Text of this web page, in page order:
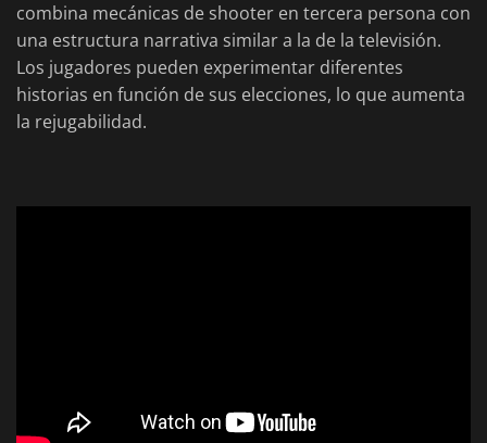
combina mecánicas de shooter en tercera persona con
una estructura narrativa similar a la de la televisión.
Los jugadores pueden experimentar diferentes
historias en función de sus elecciones, lo que aumenta
la rejugabilidad.